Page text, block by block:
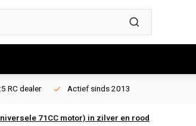
RC dealer Actief sinds 2013
71CC motor) in zilver en rood